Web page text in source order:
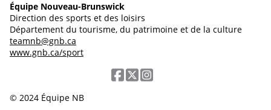
Équipe Nouveau-Brunswick
Direction des sports et des loisirs
Département du tourisme, du patrimoine et de la culture
teamnb@gnb.ca
www.gnb.ca/sport
© 2024 Équipe NB